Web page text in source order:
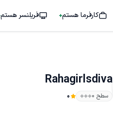
کارفرما هستم فریلنسر هستم
Rahagirlsdiva
سطح ۰ 0